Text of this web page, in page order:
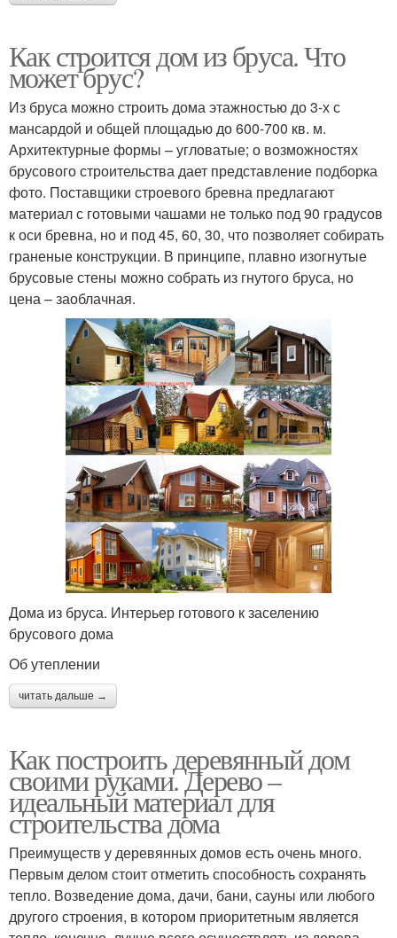
Как строится дом из бруса. Что
может брус?
Из бруса можно строить дома этажностью до 3-х с
мансардой и общей площадью до 600-700 кв. м.
Архитектурные формы – угловатые; о возможностях
брусового строительства дает представление подборка
фото. Поставщики строевого бревна предлагают
материал с готовыми чашами не только под 90 градусов
к оси бревна, но и под 45, 60, 30, что позволяет собирать
граненые конструкции. В принципе, плавно изогнутые
брусовые стены можно собрать из гнутого бруса, но
цена – заоблачная.
Дома из бруса. Интерьер готового к заселению
брусового дома
Об утеплении
читать дальше →
Как построить деревянный дом
своими руками. Дерево –
идеальный материал для
строительства дома
Преимуществ у деревянных домов есть очень много.
Первым делом стоит отметить способность сохранять
тепло. Возведение дома, дачи, бани, сауны или любого
другого строения, в котором приоритетным является